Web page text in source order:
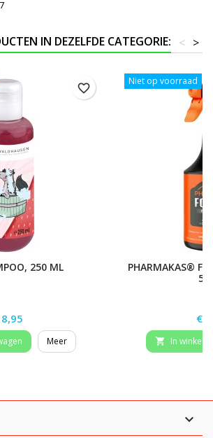
IN DEZELFDE CATEGORIE: >
<
250 ML
Meer
favorite_border
Niet op voorraad
PHARMAKAS®
€
 In
